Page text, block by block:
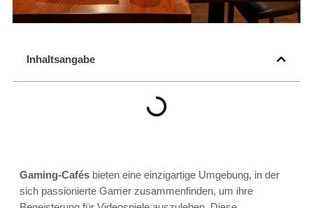
Inhaltsangabe
Gaming-Cafés bieten eine einzigartige Umgebung, in der
sich passionierte Gamer zusammenfinden, um ihre